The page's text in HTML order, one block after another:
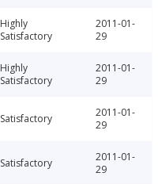
Highly
Satisfactory
2011-01-
29
Highly
Satisfactory
2011-01-
29
Satisfactory
2011-01-
29
Satisfactory
2011-01-
29